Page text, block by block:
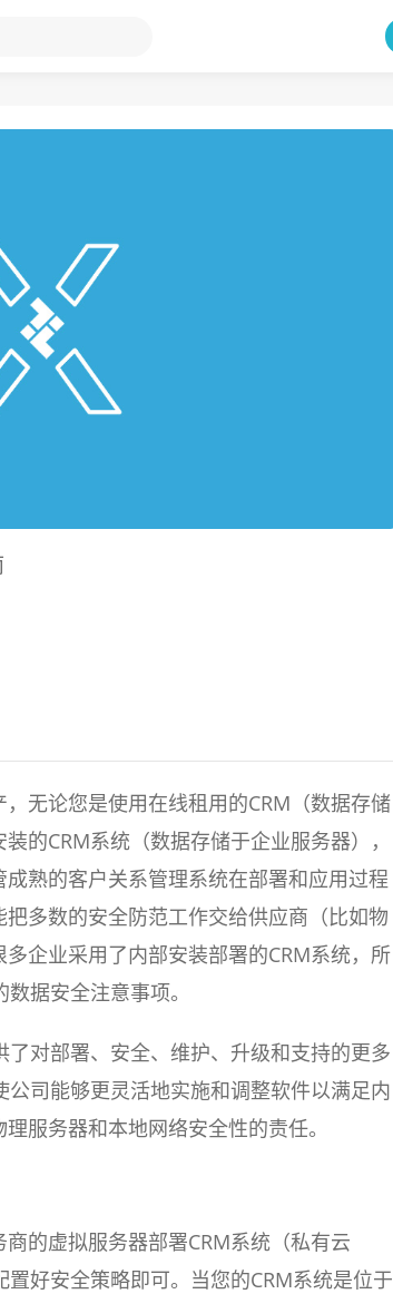
无论您是使用在线租用的CRM（数据存储
的CRM系统（数据存储于企业服务器），
熟的客户关系管理系统在部署和应用过程
多数的安全防范工作交给供应商（比如物
企业采用了内部安装部署的CRM系统，所
据安全注意事项。
对部署、安全、维护、升级和支持的更多
公司能够更灵活地实施和调整软件以满足内
服务器和本地网络安全性的责任。
的虚拟服务器部署CRM系统（私有云
好安全策略即可。当您的CRM系统是位于